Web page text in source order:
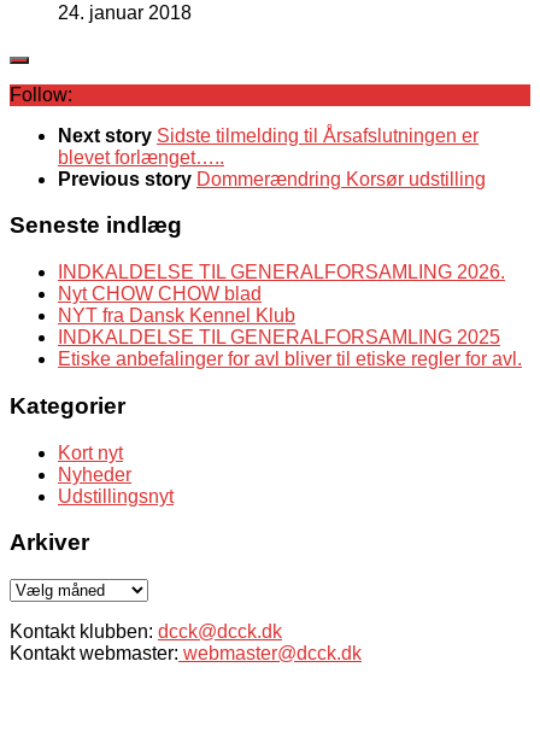
24. januar 2018
Follow:
Next story Sidste tilmelding til Årsafslutningen er
blevet forlænget…..
Previous story Dommerændring Korsør udstilling
Seneste indlæg
INDKALDELSE TIL GENERALFORSAMLING 2026.
Nyt CHOW CHOW blad
NYT fra Dansk Kennel Klub
INDKALDELSE TIL GENERALFORSAMLING 2025
Etiske anbefalinger for avl bliver til etiske regler for avl.
Kategorier
Kort nyt
Nyheder
Udstillingsnyt
Arkiver
Arkiver
Kontakt klubben: dcck@dcck.dk
Kontakt webmaster: webmaster@dcck.dk